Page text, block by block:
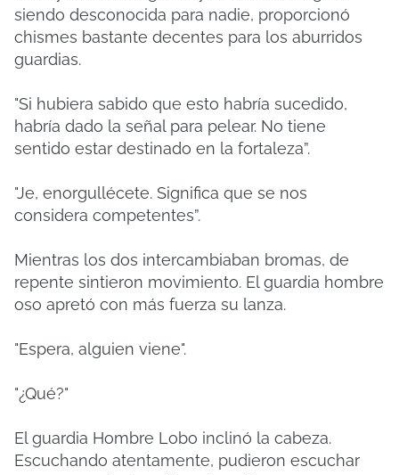
siendo desconocida para nadie, proporcionó
chismes bastante decentes para los aburridos
guardias.
"Si hubiera sabido que esto habría sucedido,
habría dado la señal para pelear. No tiene
sentido estar destinado en la fortaleza”.
"Je, enorgullécete. Significa que se nos
considera competentes”.
Mientras los dos intercambiaban bromas, de
repente sintieron movimiento. El guardia hombre
oso apretó con más fuerza su lanza.
"Espera, alguien viene".
"¿Qué?"
El guardia Hombre Lobo inclinó la cabeza.
Escuchando atentamente, pudieron escuchar